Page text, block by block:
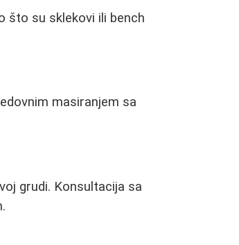
što su sklekovi ili bench
masiranjem sa
grudi. Konsultacija sa